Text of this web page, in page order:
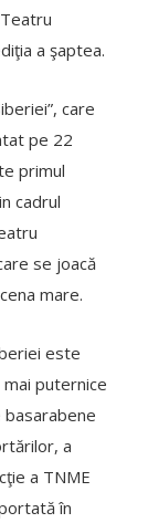
a şaptea.
care
pe 22
primul
cadrul
se joacă
mare.
este
mai puternice
a
a TNME
în